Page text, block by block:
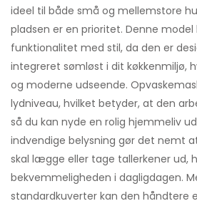
ideel til både små og mellemstore
pladsen er en prioritet. Denne
funktionalitet med stil, da den er
integreret sømløst i dit køkkenmiljø,
og moderne udseende.
lydniveau, hvilket betyder, at den
så du kan nyde en rolig hjemmeliv
indvendige belysning gør det nemt
skal lægge eller tage tallerkener ud,
bekvemmeligheden i dagligdagen.
standardkuverter kan den håndtere